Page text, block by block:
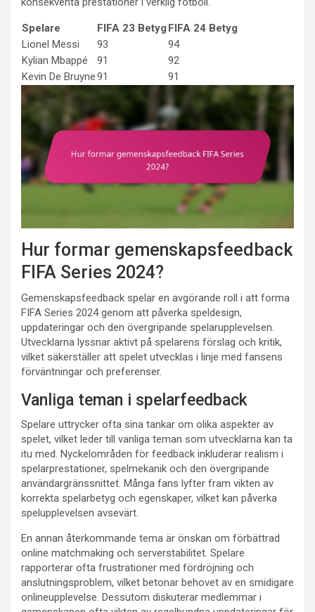
Spelare FIFA 23 Betyg FIFA 24 Betyg
Lionel Messi
93
94
Kylian Mbappé
91
92
Kevin De Bruyne91 91
Hur formar gemenskapsfeedback
FIFA Series 2024?
Gemenskapsfeedback spelar en avgörande roll i att forma
FIFA Series 2024 genom att påverka speldesign,
uppdateringar och den övergripande spelarupplevelsen.
Utvecklarna lyssnar aktivt på spelarens förslag och kritik,
vilket säkerställer att spelet utvecklas i linje med fansens
förväntningar och preferenser.
Vanliga teman i spelarfeedback
Spelare uttrycker ofta sina tankar om olika aspekter av
spelet, vilket leder till vanliga teman som utvecklarna kan ta
itu med. Nyckelområden för feedback inkluderar realism i
spelarprestationer, spelmekanik och den övergripande
användargränssnittet. Många fans lyfter fram vikten av
korrekta spelarbetyg och egenskaper, vilket kan påverka
spelupplevelsen avsevärt.
En annan återkommande tema är önskan om förbättrad
online matchmaking och serverstabilitet. Spelare
rapporterar ofta frustrationer med fördröjning och
anslutningsproblem, vilket betonar behovet av en smidigare
onlineupplevelse. Dessutom diskuterar medlemmar i